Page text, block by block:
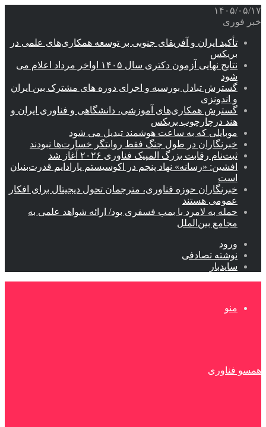
۱۴۰۵/۰۵/۱۷
خبر فوری
تأکید ایران و آفریقای جنوبی بر توسعه همکاری‌های علمی در
بریکس
نتایج نهایی آزمون دکتری سال ۱۴۰۵ اواخر مرداد اعلام می
شود
گسترش تبادل بورسیه و اجرای دوره های مشترک بین ایران
و اندونزی
گسترش همکاری‌های آموزشی، دانشگاهی و فناوری ایران و
هند درچارچوب بریکس
موبایلی که به ساعت هوشمند تبدیل می شود
خبرنگاران در طول جنگ فقط روایتگر خسارت‌ها نبودند
ثبت‌نام رقابت بزرگ المپیک فناوری ۲۰۲۶ آغاز شد
افشین: «رسانه» نهاد پنجم در اکوسیستم پارادایم قدرت‌بنیان
است
خبرنگاران حوزه فناوری، مترجمان تحول دیجیتال برای افکار
عمومی هستند
حمله به لامرد با بمب فسفری بود/ ارائه شواهد علمی به
مجامع بین‌الملل
ورود
نوشته تصادفی
سایدبار
منو
همسو فناوری